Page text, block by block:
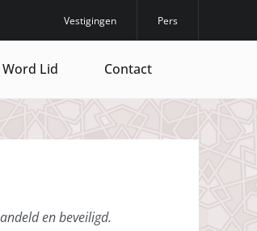
Vestigingen Pers
Word Lid Contact
en beveiligd.